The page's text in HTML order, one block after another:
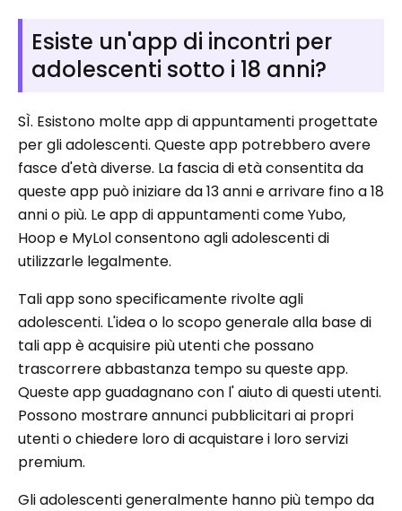
Esiste un'app di incontri per
adolescenti sotto i 18 anni?
SÌ. Esistono molte app di appuntamenti progettate
per gli adolescenti. Queste app potrebbero avere
fasce d'età diverse. La fascia di età consentita da
queste app può iniziare da 13 anni e arrivare fino a 18
anni o più. Le app di appuntamenti come Yubo,
Hoop e MyLol consentono agli adolescenti di
utilizzarle legalmente.
Tali app sono specificamente rivolte agli
adolescenti. L'idea o lo scopo generale alla base di
tali app è acquisire più utenti che possano
trascorrere abbastanza tempo su queste app.
Queste app guadagnano con l' aiuto di questi utenti.
Possono mostrare annunci pubblicitari ai propri
utenti o chiedere loro di acquistare i loro servizi
premium.
Gli adolescenti generalmente hanno più tempo da